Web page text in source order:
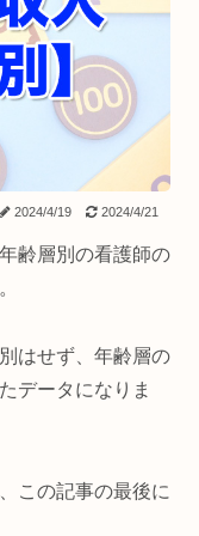
2024/4/19 2024/4/21
齢層別の看護師の
はせず、年齢層の
データになりま
この記事の最後に